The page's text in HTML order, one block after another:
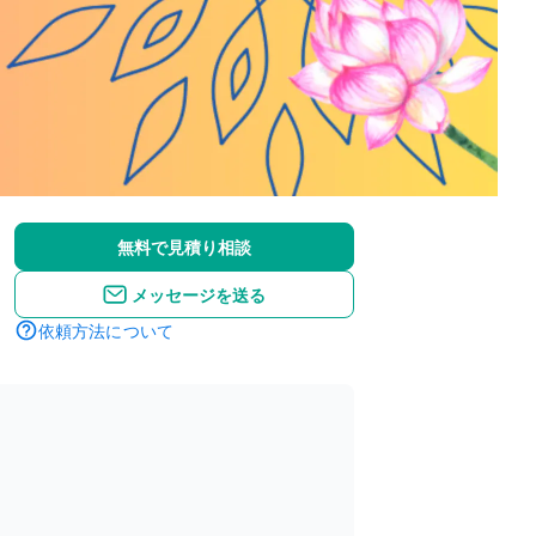
無料で見積り相談
メッセージを送る
依頼方法について